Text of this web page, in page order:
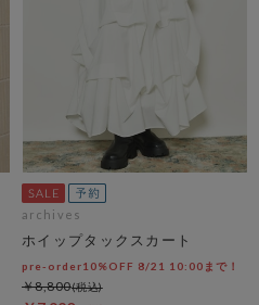
archives
ホイップタックスカート
pre-order10%OFF 8/21 10:00まで！
￥8,800